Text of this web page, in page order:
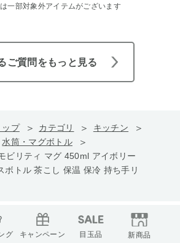
一部対象外アイテムがございます
ご質問をもっと見る
ップ カテゴリ
キッチン
水筒・マグボトル
ビリティ マグ 450ml アイボリー
ボトル 茶こし 保温 保冷 持ち手リ
グ キャンペーン 目玉品 新商品